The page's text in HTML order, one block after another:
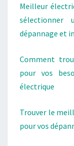
Meilleur
sélectionner
dépannage et
Comment
pour vos
électrique
Trouver le
pour vos